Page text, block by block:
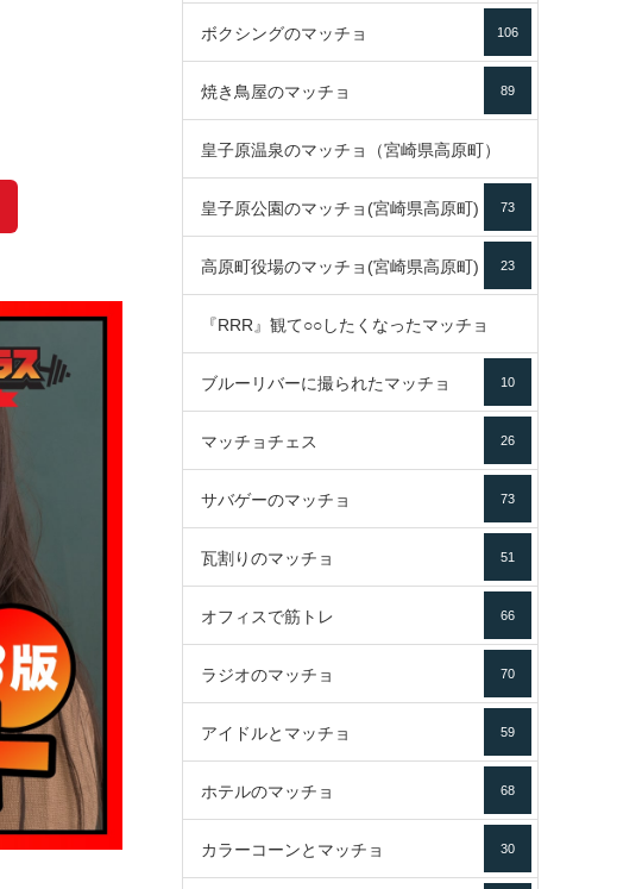
るよ) 72
ボクシングのマッチョ 106
焼き鳥屋のマッチョ 89
皇子原温泉のマッチョ（宮崎県高原町）
133
皇子原公園のマッチョ(宮崎県高原町) 73
高原町役場のマッチョ(宮崎県高原町) 23
『RRR』観て○○したくなったマッチョ
16
ブルーリバーに撮られたマッチョ 10
マッチョチェス 26
サバゲーのマッチョ 73
瓦割りのマッチョ 51
オフィスで筋トレ 66
ラジオのマッチョ 70
アイドルとマッチョ 59
ホテルのマッチョ 68
カラーコーンとマッチョ 30